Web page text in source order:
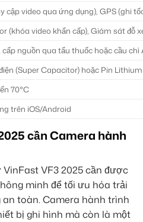
cập video qua ứng dụng), GPS (ghi
(khóa video khẩn cấp), Giám sát đỗ
cấp nguồn qua tẩu thuốc hoặc cầu chì
(Super Capacitor) hoặc Pin
70°C
trên iOS/Android
cần Camera hành
VF3 2025 cần được
minh để tối ưu hóa trải
toàn. Camera hành trình
bị ghi hình mà còn là một